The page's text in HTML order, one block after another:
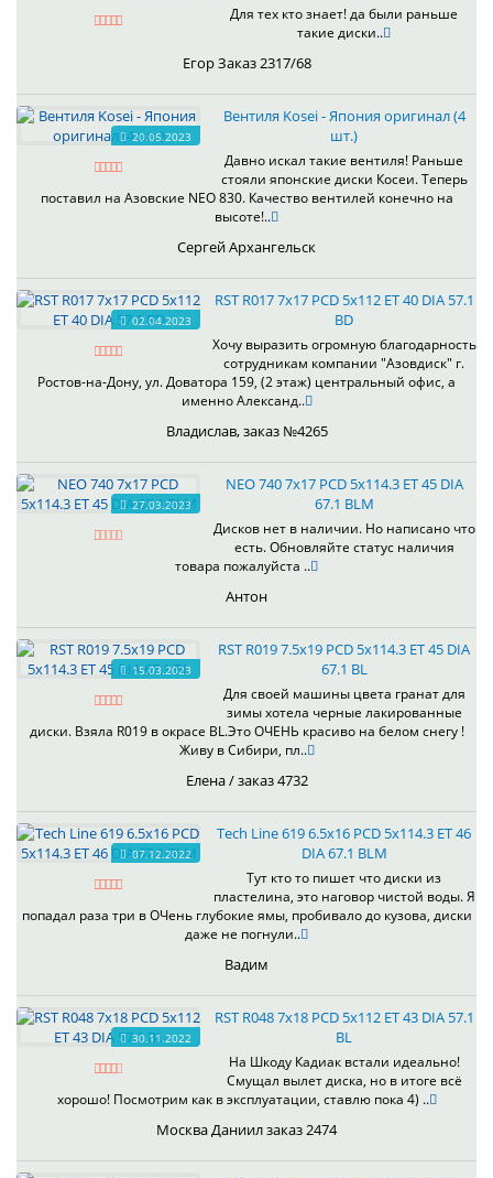
Для тех кто знает! да были раньше
такие диски..
Егор Заказ 2317/68
20.05.2023
Вентиля Kosei - Япония оригинал (4
шт.)
Давно искал такие вентиля! Раньше
стояли японские диски Косеи. Теперь
поставил на Азовские NEO 830. Качество вентилей конечно на
высоте!..
Сергей Архангельск
02.04.2023
RST R017 7x17 PCD 5x112 ET 40 DIA 57.1
BD
Хочу выразить огромную благодарность
сотрудникам компании "Азовдиск" г.
Ростов-на-Дону, ул. Доватора 159, (2 этаж) центральный офис, а
именно Александ..
Владислав, заказ №4265
27.03.2023
NEO 740 7x17 PCD 5x114.3 ET 45 DIA
67.1 BLM
Дисков нет в наличии. Но написано что
есть. Обновляйте статус наличия
товара пожалуйста ..
Антон
15.03.2023
RST R019 7.5x19 PCD 5x114.3 ET 45 DIA
67.1 BL
Для своей машины цвета гранат для
зимы хотела черные лакированные
диски. Взяла R019 в окрасе BL.Это ОЧЕНЬ красиво на белом снегу !
Живу в Сибири, пл..
Елена / заказ 4732
07.12.2022
Tech Line 619 6.5x16 PCD 5x114.3 ET 46
DIA 67.1 BLM
Тут кто то пишет что диски из
пластелина, это наговор чистой воды. Я
попадал раза три в ОЧень глубокие ямы, пробивало до кузова, диски
даже не погнули..
Вадим
30.11.2022
RST R048 7x18 PCD 5x112 ET 43 DIA 57.1
BL
На Шкоду Кадиак встали идеально!
Смущал вылет диска, но в итоге всё
хорошо! Посмотрим как в эксплуатации, ставлю пока 4) ..
Москва Даниил заказ 2474